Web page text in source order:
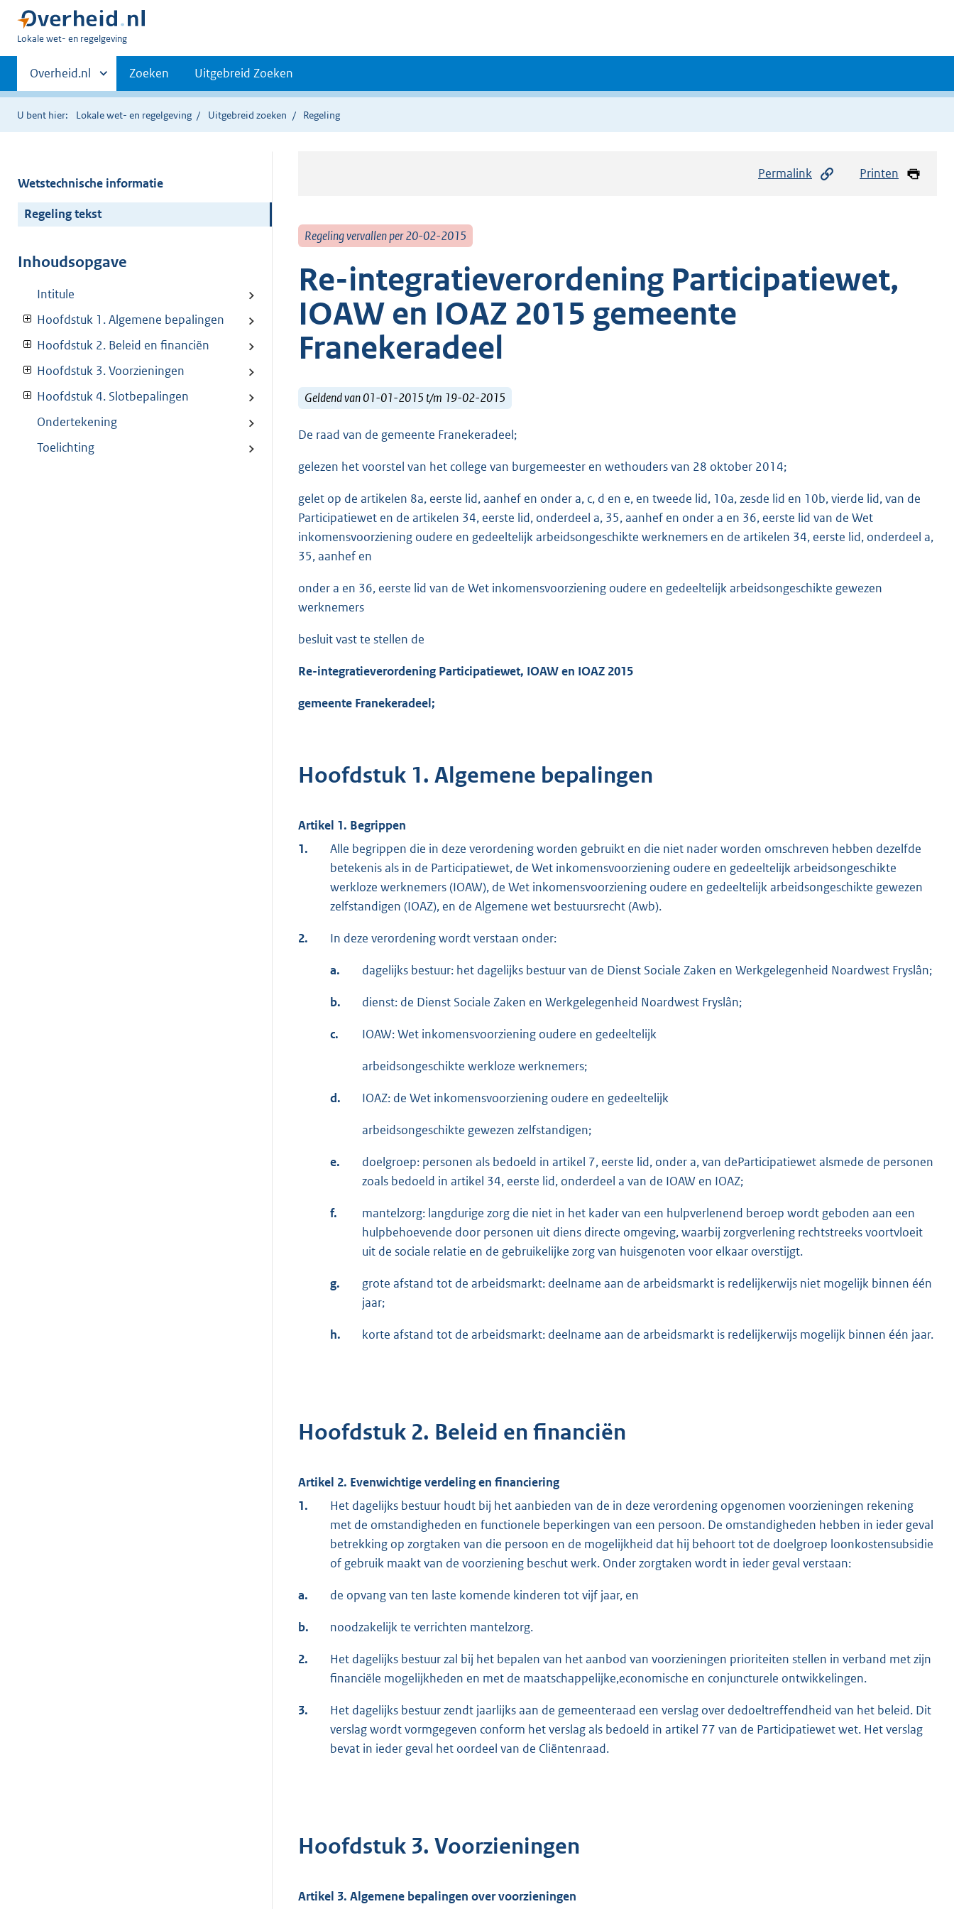
U
hier:
Lokale wet- en regelgeving
Primaire
navigatie
Andere
sites
binnen
Overheid.nl Zoeken Uitgebreid Zoeken
U bent hier: Lokale wet- en regelgeving Uitgebreid zoeken Regeling
Wetstechnische informatie
Regeling tekst
Inhoudsopgave
Intitule
Hoofdstuk 1. Algemene bepalingen
Hoofdstuk 2. Beleid en financiën
Hoofdstuk 3. Voorzieningen
Hoofdstuk 4. Slotbepalingen
Ondertekening
Toelichting
Permalink Printen
Regeling vervallen per 20-02-2015
Re-integratieverordening Participatiewet,
IOAW en IOAZ 2015 gemeente
Franekeradeel
Geldend van 01-01-2015 t/m 19-02-2015
De raad van de gemeente Franekeradeel;
gelezen het voorstel van het college van burgemeester en wethouders van 28 oktober 2014;
gelet op de artikelen 8a, eerste lid, aanhef en onder a, c, d en e, en tweede lid, 10a, zesde lid en 10b, vierde lid, van de
Participatiewet en de artikelen 34, eerste lid, onderdeel a, 35, aanhef en onder a en 36, eerste lid van de Wet
inkomensvoorziening oudere en gedeeltelijk arbeidsongeschikte werknemers en de artikelen 34, eerste lid, onderdeel a,
35, aanhef en
onder a en 36, eerste lid van de Wet inkomensvoorziening oudere en gedeeltelijk arbeidsongeschikte gewezen
werknemers
besluit vast te stellen de
Re-integratieverordening Participatiewet, IOAW en IOAZ 2015
gemeente Franekeradeel;
Hoofdstuk 1. Algemene bepalingen
Artikel 1. Begrippen
1.
Alle begrippen die in deze verordening worden gebruikt en die niet nader worden omschreven hebben dezelfde
betekenis als in de Participatiewet, de Wet inkomensvoorziening oudere en gedeeltelijk arbeidsongeschikte
werkloze werknemers (IOAW), de Wet inkomensvoorziening oudere en gedeeltelijk arbeidsongeschikte gewezen
zelfstandigen (IOAZ), en de Algemene wet bestuursrecht (Awb).
2. In deze verordening wordt verstaan onder:
a. dagelijks bestuur: het dagelijks bestuur van de Dienst Sociale Zaken en Werkgelegenheid Noardwest Fryslân;
b. dienst: de Dienst Sociale Zaken en Werkgelegenheid Noardwest Fryslân;
c. IOAW: Wet inkomensvoorziening oudere en gedeeltelijk
arbeidsongeschikte werkloze werknemers;
d. IOAZ: de Wet inkomensvoorziening oudere en gedeeltelijk
arbeidsongeschikte gewezen zelfstandigen;
e.
doelgroep: personen als bedoeld in artikel 7, eerste lid, onder a, van deParticipatiewet alsmede de personen
zoals bedoeld in artikel 34, eerste lid, onderdeel a van de IOAW en IOAZ;
f.
mantelzorg: langdurige zorg die niet in het kader van een hulpverlenend beroep wordt geboden aan een
hulpbehoevende door personen uit diens directe omgeving, waarbij zorgverlening rechtstreeks voortvloeit
uit de sociale relatie en de gebruikelijke zorg van huisgenoten voor elkaar overstijgt.
g.
grote afstand tot de arbeidsmarkt: deelname aan de arbeidsmarkt is redelijkerwijs niet mogelijk binnen één
jaar;
h. korte afstand tot de arbeidsmarkt: deelname aan de arbeidsmarkt is redelijkerwijs mogelijk binnen één jaar.
Hoofdstuk 2. Beleid en financiën
Artikel 2. Evenwichtige verdeling en financiering
1.
Het dagelijks bestuur houdt bij het aanbieden van de in deze verordening opgenomen voorzieningen rekening
met de omstandigheden en functionele beperkingen van een persoon. De omstandigheden hebben in ieder geval
betrekking op zorgtaken van die persoon en de mogelijkheid dat hij behoort tot de doelgroep loonkostensubsidie
of gebruik maakt van de voorziening beschut werk. Onder zorgtaken wordt in ieder geval verstaan:
a. de opvang van ten laste komende kinderen tot vijf jaar, en
b. noodzakelijk te verrichten mantelzorg.
2.
Het dagelijks bestuur zal bij het bepalen van het aanbod van voorzieningen prioriteiten stellen in verband met zijn
financiële mogelijkheden en met de maatschappelijke,economische en conjuncturele ontwikkelingen.
3.
Het dagelijks bestuur zendt jaarlijks aan de gemeenteraad een verslag over dedoeltreffendheid van het beleid. Dit
verslag wordt vormgegeven conform het verslag als bedoeld in artikel 77 van de Participatiewet wet. Het verslag
bevat in ieder geval het oordeel van de Cliëntenraad.
Hoofdstuk 3. Voorzieningen
Artikel 3. Algemene bepalingen over voorzieningen